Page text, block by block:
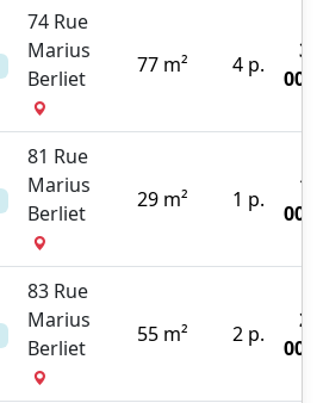
74 Rue
Marius
Berliet
77 m² 4 p.
81 Rue
Marius
Berliet
29 m² 1 p.
83 Rue
Marius
Berliet
55 m² 2 p.